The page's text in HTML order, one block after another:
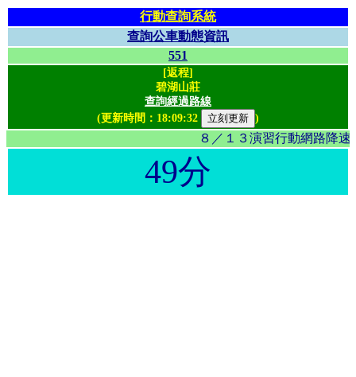
行動查詢系統
查詢公車動態資訊
551
[返程]
碧湖山莊
查詢經過路線
(更新時間： 18:09:32 )
８／１３演習行動網路
49分